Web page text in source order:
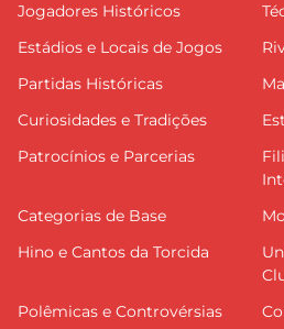
Jogadores Históricos
Estádios e Locais de Jogos
Partidas Históricas
Curiosidades e Tradições
Patrocínios e Parcerias
Categorias de Base
Hino e Cantos da Torcida
Polêmicas e Controvérsias